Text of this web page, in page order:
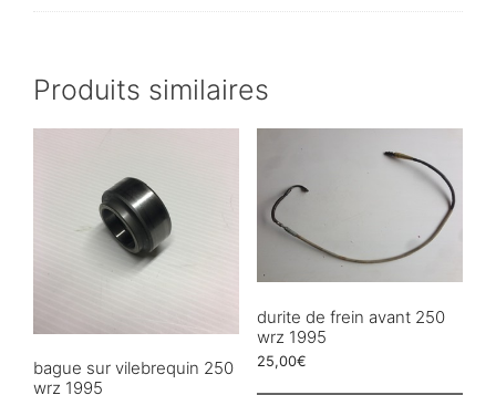
Produits similaires
bague sur vilebrequin 250
wrz 1995
durite de frein avant 250
wrz 1995
25,00€